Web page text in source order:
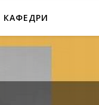
КАФЕДРИ